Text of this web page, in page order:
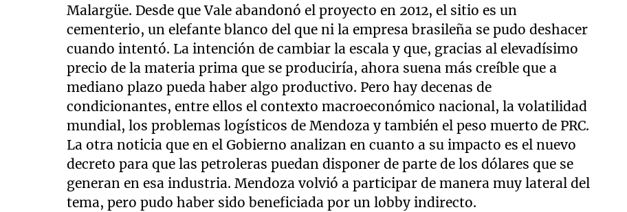
Malargüe. Desde que Vale abandonó el proyecto en 2012, el sitio es un
cementerio, un elefante blanco del que ni la empresa brasileña se pudo deshacer
cuando intentó. La intención de cambiar la escala y que, gracias al elevadísimo
precio de la materia prima que se produciría, ahora suena más creíble que a
mediano plazo pueda haber algo productivo. Pero hay decenas de
condicionantes, entre ellos el contexto macroeconómico nacional, la volatilidad
mundial, los problemas logísticos de Mendoza y también el peso muerto de PRC.
La otra noticia que en el Gobierno analizan en cuanto a su impacto es el nuevo
decreto para que las petroleras puedan disponer de parte de los dólares que se
generan en esa industria. Mendoza volvió a participar de manera muy lateral del
tema, pero pudo haber sido beneficiada por un lobby indirecto.